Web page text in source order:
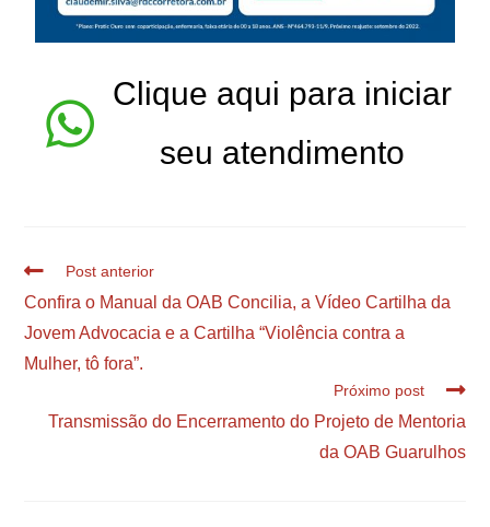
Clique aqui para iniciar
seu atendimento
Post anterior
Confira o Manual da OAB Concilia, a Vídeo Cartilha da
Jovem Advocacia e a Cartilha “Violência contra a
Mulher, tô fora”.
Próximo post
Transmissão do Encerramento do Projeto de Mentoria
da OAB Guarulhos